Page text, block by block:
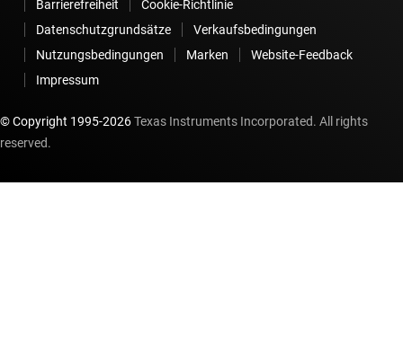
Barrierefreiheit
Cookie-Richtlinie
Datenschutzgrundsätze
Verkaufsbedingungen
Nutzungsbedingungen
Marken
Website-Feedback
Impressum
© Copyright 1995-2026Texas Instruments Incorporated. All rights
reserved.